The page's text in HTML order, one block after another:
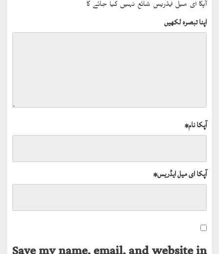
آپکا ای میل ایڈریس شائع نہیں کیا جائے گا
اپنا تبصرہ لکھیں
آپکا نام*
آپکا ای میل ایڈریس*